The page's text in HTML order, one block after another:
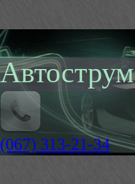
Автострум
(067) 313-21-34